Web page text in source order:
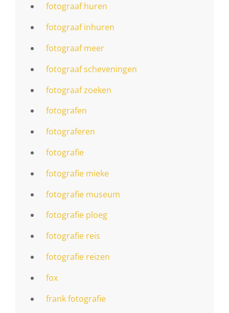
fotograaf huren
fotograaf inhuren
fotograaf meer
fotograaf scheveningen
fotograaf zoeken
fotografen
fotograferen
fotografie
fotografie mieke
fotografie museum
fotografie ploeg
fotografie reis
fotografie reizen
fox
frank fotografie